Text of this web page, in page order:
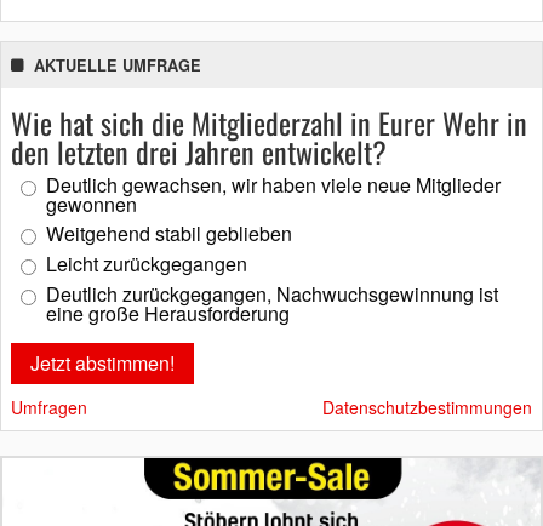
AKTUELLE UMFRAGE
Wie hat sich die Mitgliederzahl in Eurer Wehr in
den letzten drei Jahren entwickelt?
Deutlich gewachsen, wir haben viele neue Mitglieder
gewonnen
Weitgehend stabil geblieben
Leicht zurückgegangen
Deutlich zurückgegangen, Nachwuchsgewinnung ist
eine große Herausforderung
Umfragen Datenschutzbestimmungen